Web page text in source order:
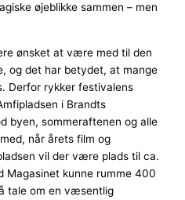
øjeblikke sammen – men
ønsket at være med til den
og det har betydet, at mange
Derfor rykker festivalens
i Brandts
byen, sommeraftenen og alle
når årets film og
vil der være plads til ca.
Magasinet kunne rumme 400
tale om en væsentlig